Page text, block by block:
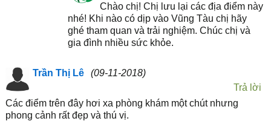
Chào chị! Chị lưu lại các địa điểm này
nhé! Khi nào có dịp vào Vũng Tàu chị hãy
ghé tham quan và trải nghiệm. Chúc chị và
gia đình nhiều sức khỏe.
Trần Thị Lê
(09-11-2018)
Trả lời
Các điểm trên đây hơi xa phòng khám một chút nhưng
phong cảnh rất đẹp và thú vị.